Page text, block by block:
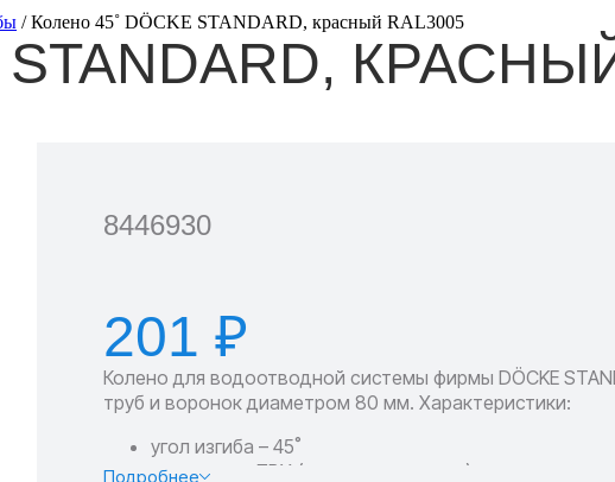
/ Колено 45˚ DÖCKE STANDARD, красный RAL3005
8446930
201 ₽
Колено для водоотводной системы фирмы DÖCKE
труб и воронок диаметром 80 мм. Характеристики:
угол изгиба – 45˚
материал – ПВХ (поливинилхлорид)
Подробнее